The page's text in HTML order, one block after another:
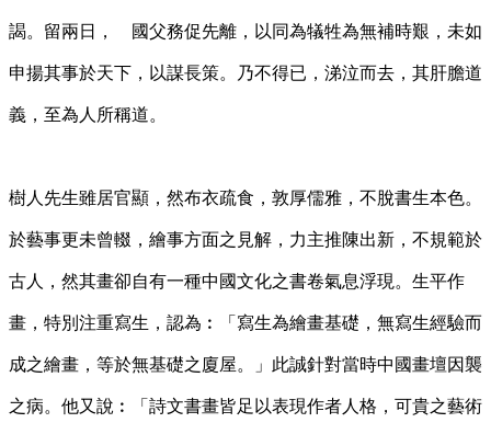
謁。留兩日， 國父務促先離，以同為犠牲為無補時艱，未如
申揚其事於天下，以謀長策。乃不得已，涕泣而去，其肝膽道
義，至為人所稱道。
樹人先生雖居官顯，然布衣疏食，敦厚儒雅，不脫書生本色。
於藝事更未曾輟，繪事方面之見解，力主推陳出新，不規範於
古人，然其畫卻自有一種中國文化之書卷氣息浮現。生平作
畫，特別注重寫生，認為︰「寫生為繪畫基礎，無寫生經驗而
成之繪畫，等於無基礎之廈屋。」此誠針對當時中國畫壇因襲
之病。他又說︰「詩文書畫皆足以表現作者人格，可貴之藝術